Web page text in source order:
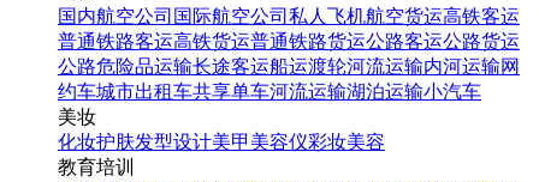
国内航空公司 国际航空公司 私人飞机航空货运高铁客运
普通铁路客运高铁货运普通铁路货运公路客运公路货运
公路危险品运输长途客运船运渡轮河流运输内河运输网
约车城市出租车共享单车河流运输湖泊运输小汽车
美妆
化妆护肤发型设计美甲 美容仪彩妆美容
教育培训